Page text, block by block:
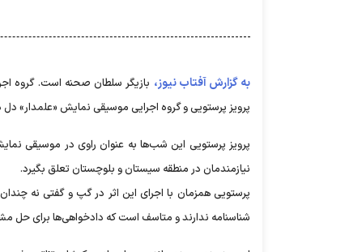
به گزارش آفتاب نیوز، بازیگر سلطان صحنه است. گروه
پرویز پرستویی و گروه اجرایی موسیقی نمایش «علمدار»
پرویز پرستویی این شب‌ها به عنوان راوی در موسیقی
نیازمندمان در منطقه سیستان و بلوچستان تعلق بگیرد.
پرستویی همزمان با اجرای این اثر در گپ و گفتی نه
شناسنامه ندارند و متاسف است که دادخواهی‌ها برای